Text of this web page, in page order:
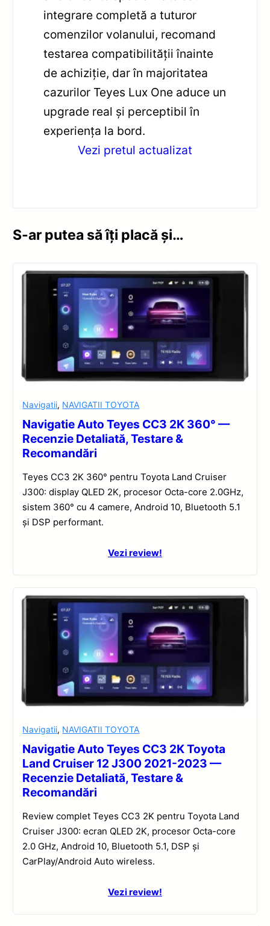
integrare completă a tuturor
comenzilor volanului, recomand
testarea compatibilității înainte
de achiziție, dar în majoritatea
cazurilor Teyes Lux One aduce un
upgrade real și perceptibil în
experiența la bord.
Vezi pretul actualizat
S-ar putea să îți placă și…
Navigatii, NAVIGATII TOYOTA
Navigatie Auto Teyes CC3 2K 360° —
Recenzie Detaliată, Testare &
Recomandări
Teyes CC3 2K 360° pentru Toyota Land Cruiser
J300: display QLED 2K, procesor Octa-core 2.0GHz,
sistem 360° cu 4 camere, Android 10, Bluetooth 5.1
și DSP performant.
Vezi review!
Navigatii, NAVIGATII TOYOTA
Navigatie Auto Teyes CC3 2K Toyota
Land Cruiser 12 J300 2021-2023 —
Recenzie Detaliată, Testare &
Recomandări
Review complet Teyes CC3 2K pentru Toyota Land
Cruiser J300: ecran QLED 2K, procesor Octa-core
2.0 GHz, Android 10, Bluetooth 5.1, DSP și
CarPlay/Android Auto wireless.
Vezi review!